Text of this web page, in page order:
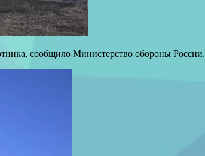
сообщило Министерство обороны России.